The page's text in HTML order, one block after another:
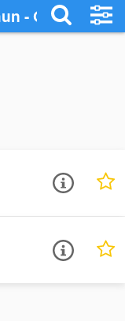
- Ouça Online